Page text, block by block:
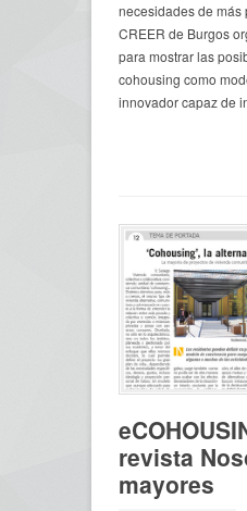
necesidades de más
CREER de Burgos
para mostrar las
cohousing como
innovador capaz de
revista
mayores